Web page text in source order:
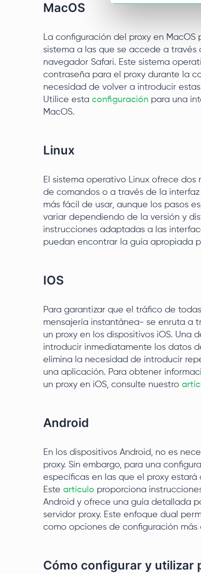
MacOS
La configuración del proxy en
sistema a las que se accede a
navegador Safari. Este sistema
contraseña para el proxy durante la
necesidad de volver a introducir
Utilice esta configuración para una
MacOS.
Linux
El sistema operativo Linux ofrece
de comandos o a través de la
más fácil de usar, aunque los pasos
variar dependiendo de la versión y
instrucciones adaptadas a las
puedan encontrar la guía apropiada
IOS
Para garantizar que el tráfico de
mensajería instantánea- se enruta a
un proxy en los dispositivos iOS. Una
introducir inmediatamente los datos
elimina la necesidad de introducir
una aplicación. Para obtener
un proxy en iOS, consulte nuestro
Android
En los dispositivos Android, no es
proxy. Sin embargo, para una
específicas en las que el proxy
Este artículo proporciona
Android y ofrece una guía detallada
servidor proxy. Este enfoque dual
como opciones de configuración
Cómo configurar y utilizar